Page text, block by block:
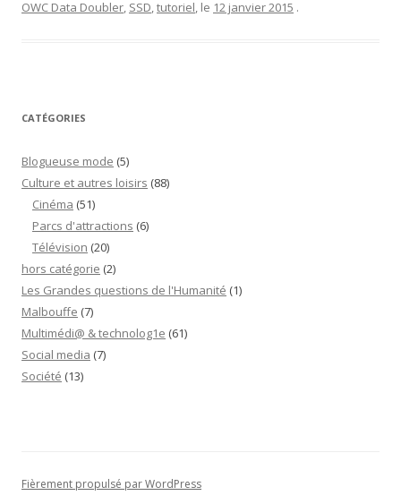
OWC Data Doubler, SSD,tutoriel, le 12 janvier 2015 .
CATÉGORIES
Blogueuse mode (5)
Culture et autres loisirs (88)
Cinéma (51)
Parcs d'attractions (6)
Télévision (20)
hors catégorie (2)
Les Grandes questions de l'Humanité (1)
Malbouffe (7)
Multimédi@ & technolog1e (61)
Social media (7)
Société (13)
Fièrement propulsé par WordPress